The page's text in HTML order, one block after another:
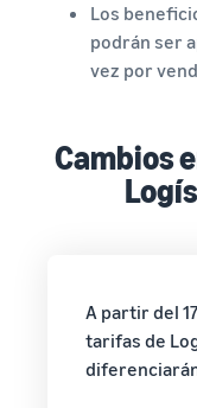
Los
podrán ser
vez por
Cambios
A partir del
tarifas de